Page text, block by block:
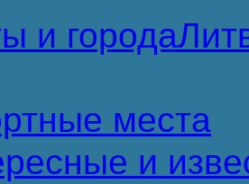
и города
места
и